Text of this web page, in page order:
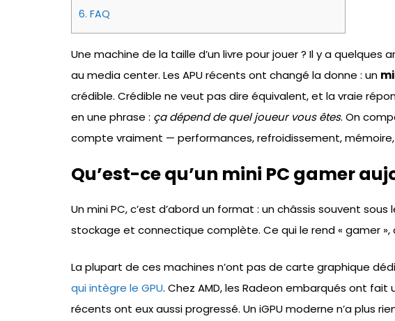
6. FAQ
Une machine de la taille d’un livre pour jouer ? Il y a quelques
au media center. Les APU récents ont changé la donne : un
crédible. Crédible ne veut pas dire équivalent, et la vraie
en une phrase : ça dépend de quel joueur vous êtes. On
compte vraiment — performances, refroidissement,
Qu’est-ce qu’un mini PC gamer
Un mini PC, c’est d’abord un format : un châssis souvent
stockage et connectique complète. Ce qui le rend « gamer »,
La plupart de ces machines n’ont pas de carte graphique
qui intègre le GPU. Chez AMD, les Radeon embarqués ont fait
récents ont eux aussi progressé. Un iGPU moderne n’a plus